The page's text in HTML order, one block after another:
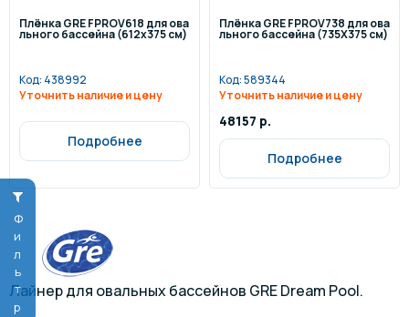
Фильтр
Плёнка GRE FPROV618 для ова
льного бассейна (612x375 см)
Код: 438992
Уточнить наличие и цену
Подробнее
Плёнка GRE FPROV738 для ова
льного бассейна (735X375 см)
Код:589344
Уточнить наличие и цену
48157 р.
Подробнее
Лайнер для овальных бассейнов GRE Dream Pool.